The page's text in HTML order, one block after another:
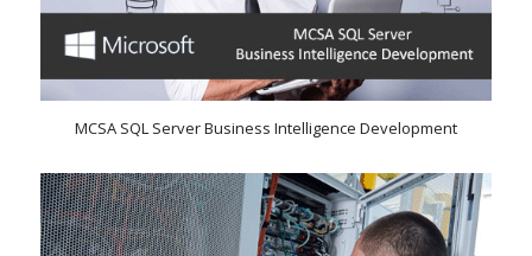
MCSA SQL Server Business Intelligence Development